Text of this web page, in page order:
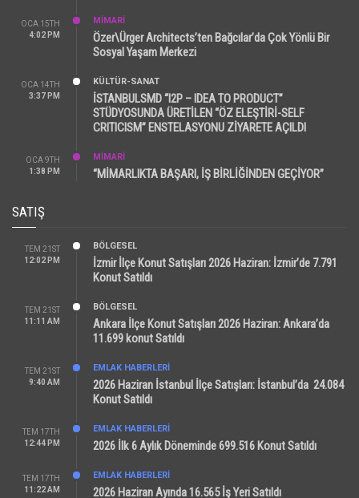
OCA 15TH
4:02 PM
MİMARİ
Özer\Ürger Architects’ten Bağcılar’da Çok Yönlü Bir
Sosyal Yaşam Merkezi
OCA 14TH
3:37 PM
KÜLTÜR-SANAT
İSTANBULSMD “I2P – IDEA TO PRODUCT”
STÜDYOSUNDA ÜRETİLEN “ÖZ ELEŞTİRİ-SELF
CRITICISM” ENSTELASYONU ZİYARETE AÇILDI
OCA 9TH
1:38 PM
MİMARİ
“MİMARLIKTA BAŞARI, İŞ BİRLİĞİNDEN GEÇİYOR”
SATIŞ
TEM 21ST
12:02 PM
BÖLGESEL
İzmir İlçe Konut Satışları 2026 Haziran: İzmir’de 7.791
Konut Satıldı
TEM 21ST
11:11 AM
BÖLGESEL
Ankara İlçe Konut Satışları 2026 Haziran: Ankara’da
11.699 konut Satıldı
TEM 21ST
9:40 AM
EMLAK HABERLERI
2026 Haziran İstanbul İlçe Satışları: İstanbul’da 24.084
Konut Satıldı
TEM 17TH
12:44 PM
EMLAK HABERLERI
2026 İlk 6 Aylık Döneminde 699.516 Konut Satıldı
TEM 17TH
11:22 AM
EMLAK HABERLERI
2026 Haziran Ayında 16.565 İş Yeri Satıldı